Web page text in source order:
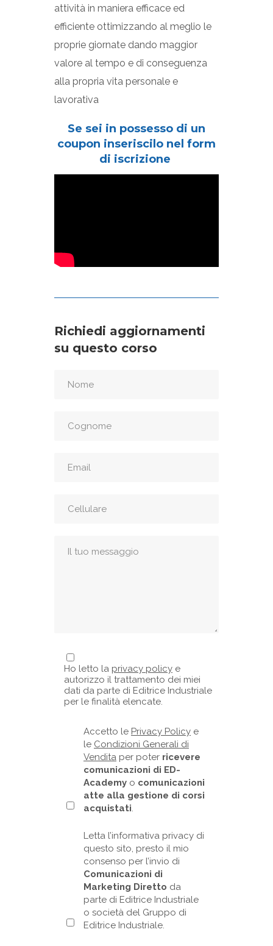
attività in maniera efficace ed
efficiente ottimizzando al meglio le
proprie giornate dando maggior
valore al tempo e di conseguenza
alla propria vita personale e
lavorativa
Se sei in possesso di un
coupon inseriscilo nel form
di iscrizione
Richiedi aggiornamenti
su questo corso
Ho letto la privacy policy e
autorizzo il trattamento dei miei
dati da parte di Editrice Industriale
per le finalità elencate.
Accetto le Privacy Policy e
le Condizioni Generali di
Vendita per poter ricevere
comunicazioni di ED-
Academy o comunicazioni
atte alla gestione di corsi
acquistati.
Letta l’informativa privacy di
questo sito, presto il mio
consenso per l’invio di
Comunicazioni di
Marketing Diretto da
parte di Editrice Industriale
o società del Gruppo di
Editrice Industriale.